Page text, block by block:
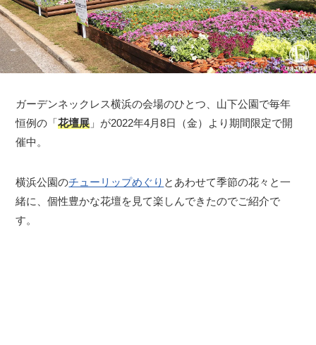
ガーデンネックレス横浜の会場のひとつ、山下公園で毎年
恒例の「花壇展 」が2022年4月8日（金）より期間限定で開
催中。
横浜公園のチューリップめぐり とあわせて季節の花々と一
緒に、個性豊かな花壇を見て楽しんできたのでご紹介で
す。